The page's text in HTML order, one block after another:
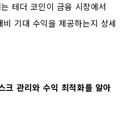
테더 코인이 금융 시장에서
기대 수익을 제공하는지 상세
크 관리와 수익 최적화를 알아